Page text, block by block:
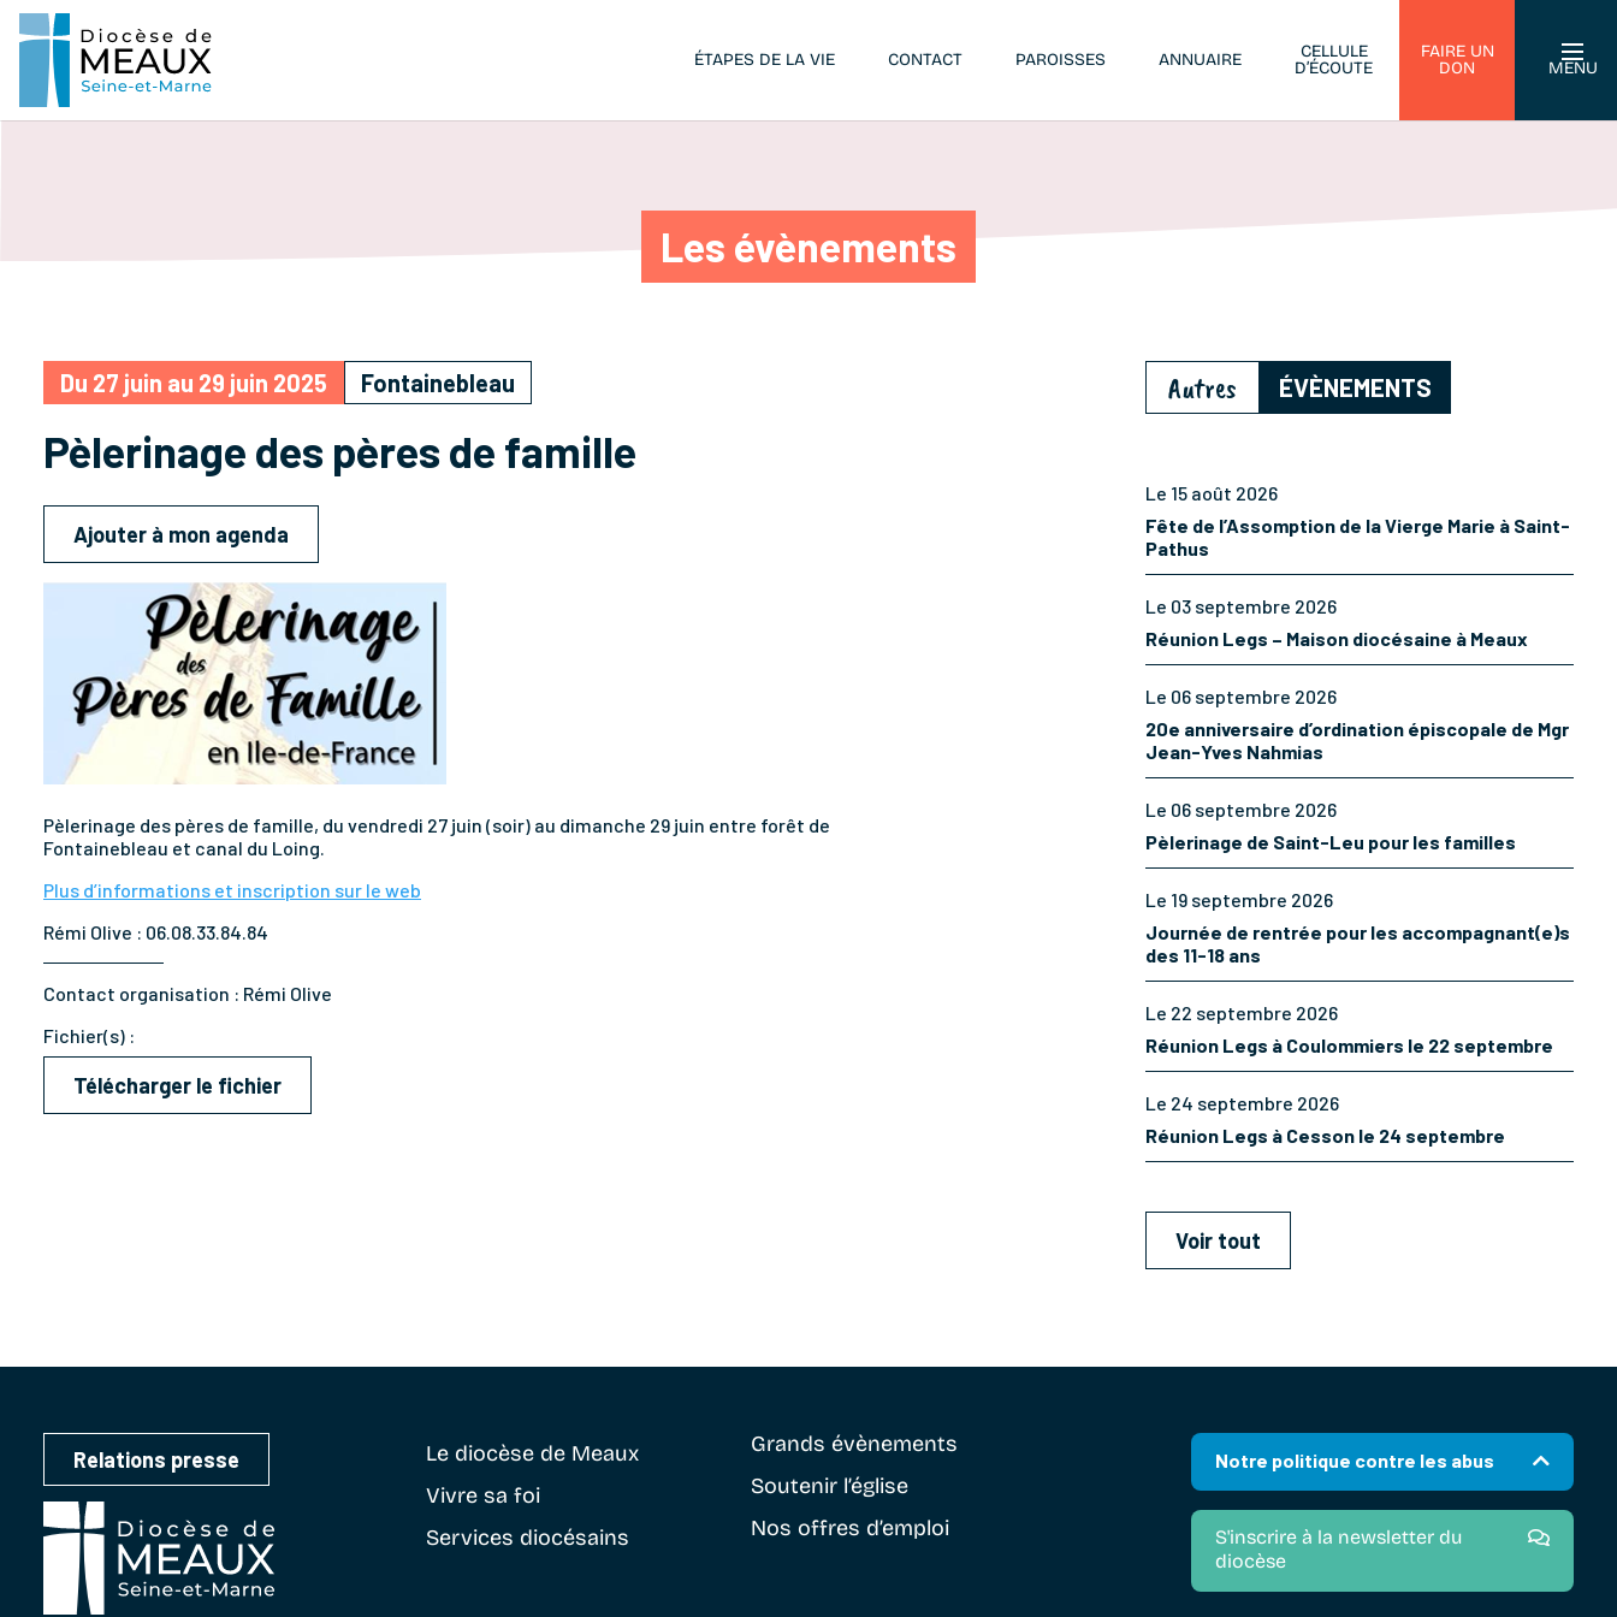
ÉTAPES DE LA VIE CONTACT PAROISSES ANNUAIRE
CELLULE
D’ÉCOUTE
FAIRE UN
DON
MENU
Les évènements
Du 27 juin au 29 juin 2025 Fontainebleau
Pèlerinage des pères de famille
Ajouter à mon agenda
Pèlerinage des pères de famille, du vendredi 27 juin (soir) au dimanche 29 juin entre forêt de
Fontainebleau et canal du Loing.
Plus d’informations et inscription sur le web
Rémi Olive : 06.08.33.84.84
Contact organisation : Rémi Olive
Fichier(s) :
Télécharger le fichier
Autres ÉVÈNEMENTS
Le 15 août 2026
Fête de l’Assomption de la Vierge Marie à Saint-
Pathus
Le 03 septembre 2026
Réunion Legs – Maison diocésaine à Meaux
Le 06 septembre 2026
20e anniversaire d’ordination épiscopale de Mgr
Jean-Yves Nahmias
Le 06 septembre 2026
Pèlerinage de Saint-Leu pour les familles
Le 19 septembre 2026
Journée de rentrée pour les accompagnant(e)s
des 11-18 ans
Le 22 septembre 2026
Réunion Legs à Coulommiers le 22 septembre
Le 24 septembre 2026
Réunion Legs à Cesson le 24 septembre
Voir tout
Relations presse Le diocèse de Meaux
Vivre sa foi
Services diocésains
Grands évènements
Soutenir l’église
Nos offres d’emploi
Notre politique contre les abus
S'inscrire à la newsletter du
diocèse